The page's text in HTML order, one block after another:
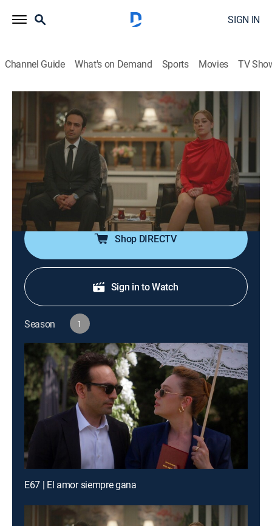
SIGN IN
Channel Guide What's on Demand Sports Movies TV
Bahar: Esencia de mujer
S1 E66 | El compromiso
0h 43m|Drama, Soap|TEL|Telemundo|2025
En el momento menos indicado, una imprudencia de
Efsun arruina por completo el plan de Evren, y la
noticia cae como una bomba. Bahar sabe que no tiene
otra opción, debe hablar con su prometido.
Shop DIRECTV
Sign in to Watch
Season 1
E67 | El amor siempre gana